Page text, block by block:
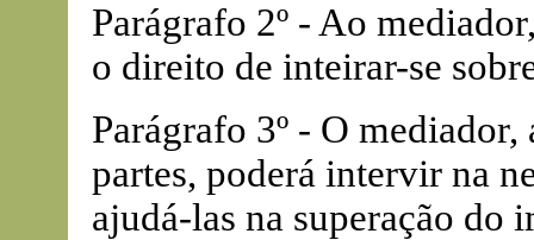
Parágrafo 2º - Ao
o direito de inteirar-se
Parágrafo 3º - O
partes, poderá intervir na
ajudá-las na superação do